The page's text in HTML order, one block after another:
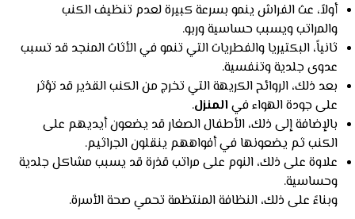
أولاً، عث الفراش ينمو بسرعة كبيرة لعدم تنظيف الكنب
والمراتب ويسبب حساسية وربو.
ثانياً، البكتيريا والفطريات التي تنمو في الأثاث المنجد قد تسبب
عدوى جلدية وتنفسية.
بعد ذلك، الروائح الكريهة التي تخرج من الكنب القذير قد تؤثر
على جودة الهواء في المنزل.
بالإضافة إلى ذلك، الأطفال الصغار قد يضعون أيديهم على
الكنب ثم يضعونها في أفواههم ينقلون الجراثيم.
علاوة على ذلك، النوم على مراتب قذرة قد يسبب مشاكل جلدية
وحساسية.
وبناءً على ذلك، النظافة المنتظمة تحمي صحة الأسرة.